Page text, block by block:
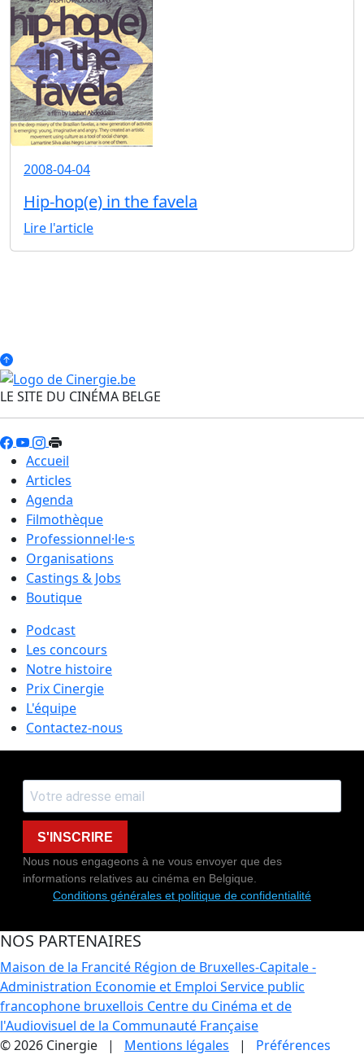
2008-04-04
Hip-hop(e) in the favela
Lire l'article
LE SITE DU CINÉMA BELGE
Accueil
Articles
Agenda
Filmothèque
Professionnel·le·s
Organisations
Castings & Jobs
Boutique
Podcast
Les concours
Notre histoire
Prix Cinergie
L'équipe
Contactez-nous
S'INSCRIRE
Nous nous engageons à ne vous envoyer que des
informations relatives au cinéma en Belgique.
Conditions générales et politique de confidentialité
NOS PARTENAIRES
Maison de la Francité Région de Bruxelles-Capitale -
Administration Economie et Emploi Service public
francophone bruxellois Centre du Cinéma et de
l'Audiovisuel de la Communauté Française
© 2026 Cinergie | Mentions légales | Préférences